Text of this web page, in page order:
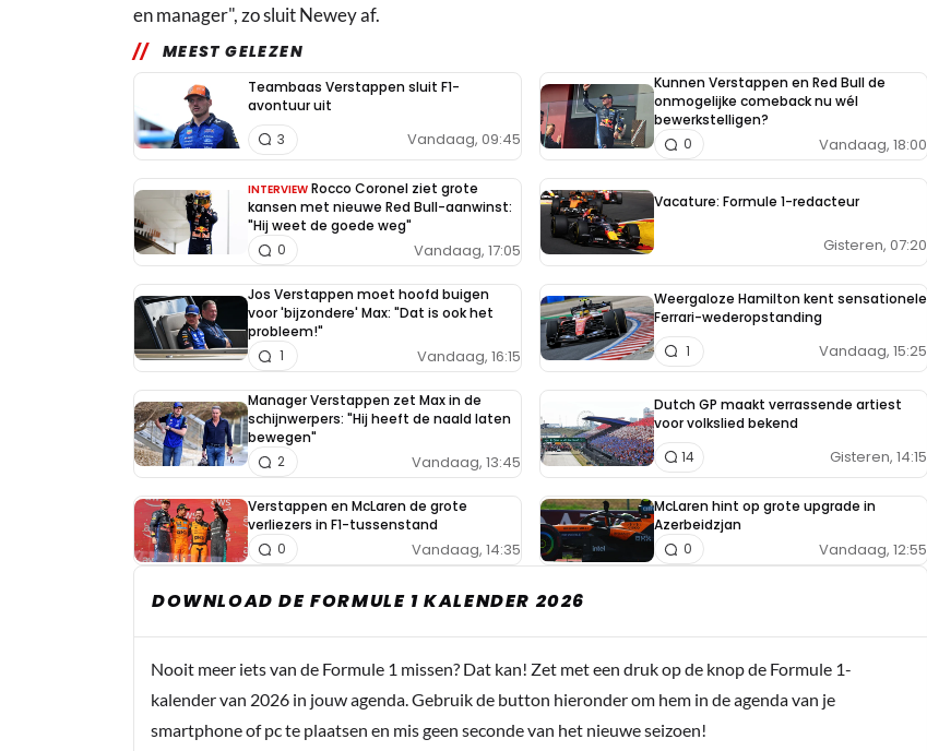
en manager", zo sluit Newey af.
MEEST GELEZEN
Teambaas Verstappen sluit F1-
avontuur uit
Vandaag, 09:45
3
Kunnen Verstappen en Red Bull de
onmogelijke comeback nu wél
bewerkstelligen?
Vandaag, 18:00
0
INTERVIEW Rocco Coronel ziet grote
kansen met nieuwe Red Bull-aanwinst:
"Hij weet de goede weg"
Vandaag, 17:05
0
Vacature: Formule 1-redacteur
Gisteren, 07:20
Jos Verstappen moet hoofd buigen
voor 'bijzondere' Max: "Dat is ook het
probleem!"
Vandaag, 16:15
1
Weergaloze Hamilton kent sensationele
Ferrari-wederopstanding
Vandaag, 15:25
1
Manager Verstappen zet Max in de
schijnwerpers: "Hij heeft de naald laten
bewegen"
Vandaag, 13:45
2
Dutch GP maakt verrassende artiest
voor volkslied bekend
Gisteren, 14:15
14
Verstappen en McLaren de grote
verliezers in F1-tussenstand
Vandaag, 14:35
0
McLaren hint op grote upgrade in
Azerbeidzjan
Vandaag, 12:55
0
DOWNLOAD DE FORMULE 1 KALENDER 2026
Nooit meer iets van de Formule 1 missen? Dat kan! Zet met een druk op de knop de Formule 1-
kalender van 2026 in jouw agenda. Gebruik de button hieronder om hem in de agenda van je
smartphone of pc te plaatsen en mis geen seconde van het nieuwe seizoen!